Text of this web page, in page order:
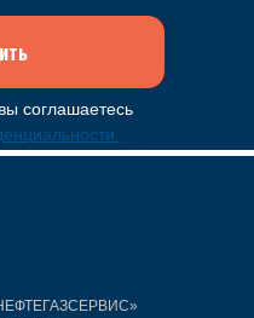
соглашаетесь